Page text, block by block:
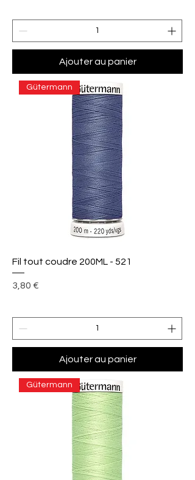
Ajouter au panier
Gütermann
Fil tout coudre 200ML - 521
Prix
3,80 €
Ajouter au panier
Gütermann